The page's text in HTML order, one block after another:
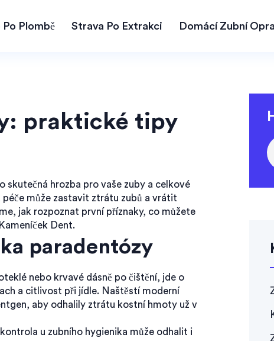
Po Plombě Strava Po Extrakci Domácí Zubní
praktické tipy
skutečná hrozba pro vaše zuby a celkové
péče může zastavit ztrátu zubů a vrátit
jak rozpoznat první příznaky, co můžete
Dent.
paradentózy
nebo krvavé dásně po čištění, jde o
a citlivost při jídle. Naštěstí moderní
aby odhalily ztrátu kostní hmoty už v
u zubního hygienika může odhalit i